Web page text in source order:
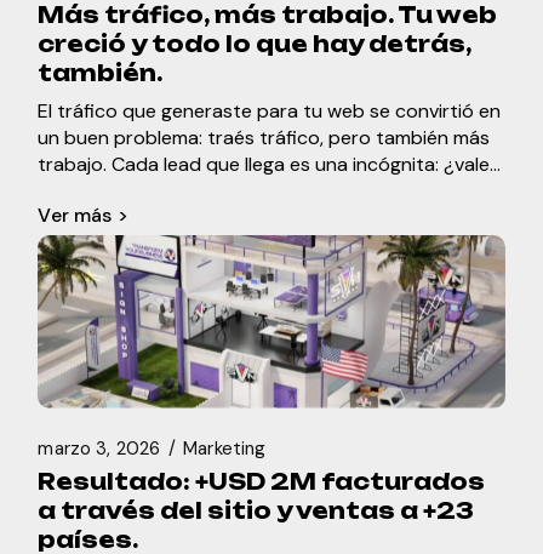
Más tráfico, más trabajo. Tu web
creció y todo lo que hay detrás,
también.
El tráfico que generaste para tu web se convirtió en
un buen problema: traés tráfico, pero también más
trabajo. Cada lead que llega es una incógnita: ¿vale
Ver más >
marzo 3, 2026 Marketing
Resultado: +USD 2M facturados
a través del sitio y ventas a +23
países.